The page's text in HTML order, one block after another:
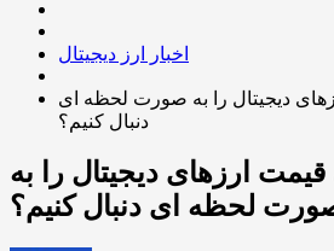
اخبار ارز دیجیتال
دیجیتال را به صورت لحظه ای
دنبال کنیم؟
ارزهای دیجیتال را به
لحظه ای دنبال کنیم؟